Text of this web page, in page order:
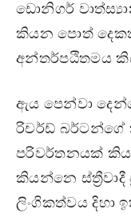
ඩොනිගර්
කියන පොත්
අන්තර්පඨිතමය
ඇය පෙන්වා
රිචර්ඩ් බර්ටන්ගේ
පරිවර්තනයක්
කියන්නෙ
ලිංගිකත්වය දිහා